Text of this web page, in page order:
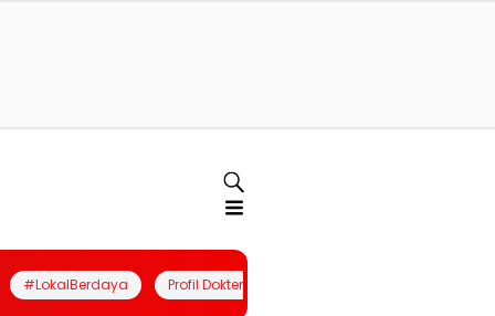
#LokalBerdaya Profil Dokter